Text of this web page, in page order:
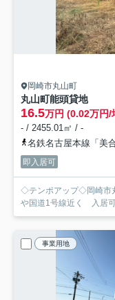
岡崎市丸山町
丸山町能頭貸地
16.5万円 (0.02万円/
- / 2455.01㎡ / -
名鉄名古屋本線「美
即入居可
◇テンポアップ◇岡崎市
や国道1号線近く 入居
事業用地